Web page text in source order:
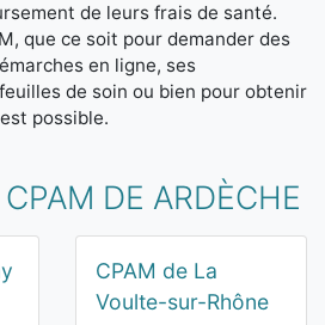
de leurs frais de santé.
que ce soit pour demander des
en ligne, ses
de soin ou bien pour obtenir
possible.
DE ARDÈCHE
CPAM de La
Voulte-sur-Rhône